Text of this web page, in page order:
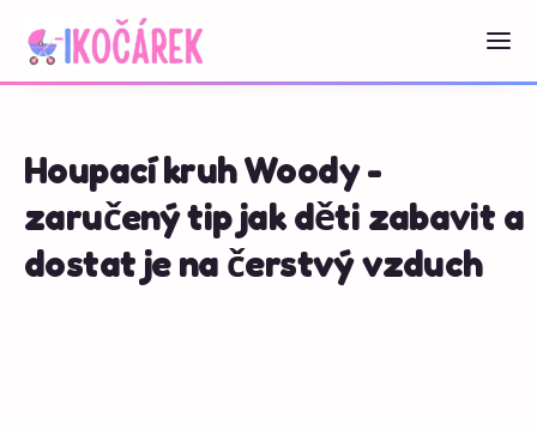
Houpací kruh Woody -
zaručený tip jak děti zabavit a
dostat je na čerstvý vzduch